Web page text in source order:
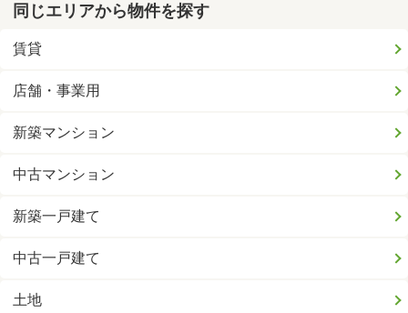
同じエリアから物件を探す
賃貸
店舗・事業用
新築マンション
中古マンション
新築一戸建て
中古一戸建て
土地